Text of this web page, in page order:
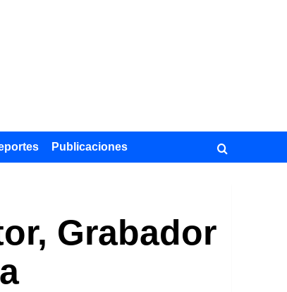
Publicaciones
Grabador